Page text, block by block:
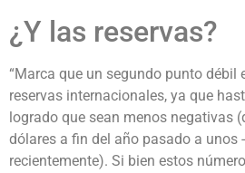
¿Y las reservas?
“Marca que un segundo punto débil
reservas internacionales, ya que
logrado que sean menos negativas
dólares a fin del año pasado a unos
recientemente). Si bien estos